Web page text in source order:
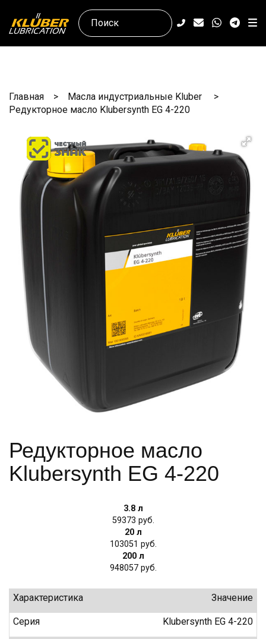
Главная
Масла индустриальные Kluber
Редукторное масло Klubersynth EG 4-220
Редукторное масло
Klubersynth EG 4-220
3.8 л
59373
20 л
103051
200 л
948057
Характеристика Значение
Серия Klubersynth EG 4-220